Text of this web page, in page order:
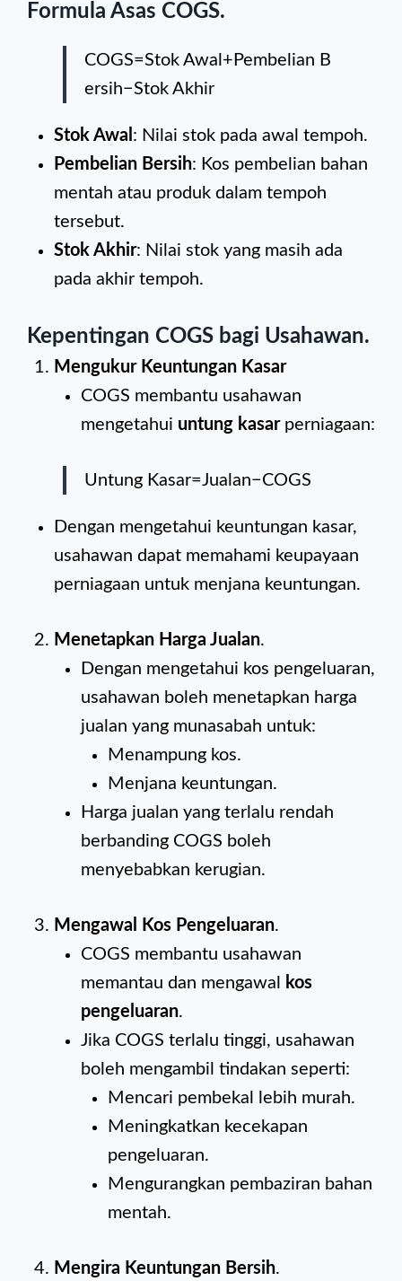
Formula Asas COGS.
COGS=Stok Awal+Pembelian B
ersih−Stok Akhir
Stok Awal : Nilai stok pada awal tempoh.
Pembelian Bersih: Kos pembelian bahan
mentah atau produk dalam tempoh
tersebut.
Stok Akhir: Nilai stok yang masih ada
pada akhir tempoh.
Kepentingan COGS bagi Usahawan.
Mengukur Keuntungan Kasar
COGS membantu usahawan
mengetahui untung kasarperniagaan:
Untung Kasar=Jualan−COGS
Dengan mengetahui keuntungan kasar,
usahawan dapat memahami keupayaan
perniagaan untuk menjana keuntungan.
Menetapkan Harga Jualan.
Dengan mengetahui kos pengeluaran,
usahawan boleh menetapkan harga
jualan yang munasabah untuk:
Menampung kos.
Menjana keuntungan.
Harga jualan yang terlalu rendah
berbanding COGS boleh
menyebabkan kerugian.
Mengawal Kos Pengeluaran.
COGS membantu usahawan
memantau dan mengawal
kos
pengeluaran.
Jika COGS terlalu tinggi, usahawan
boleh mengambil tindakan seperti:
Mencari pembekal lebih murah.
Meningkatkan kecekapan
pengeluaran.
Mengurangkan pembaziran bahan
mentah.
Mengira Keuntungan Bersih.